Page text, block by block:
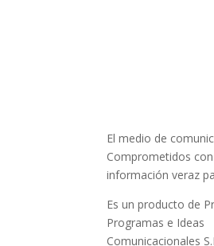
El medio de
Comprometidos
información veraz
Es un producto de
Programas e Ideas
Comunicacionales